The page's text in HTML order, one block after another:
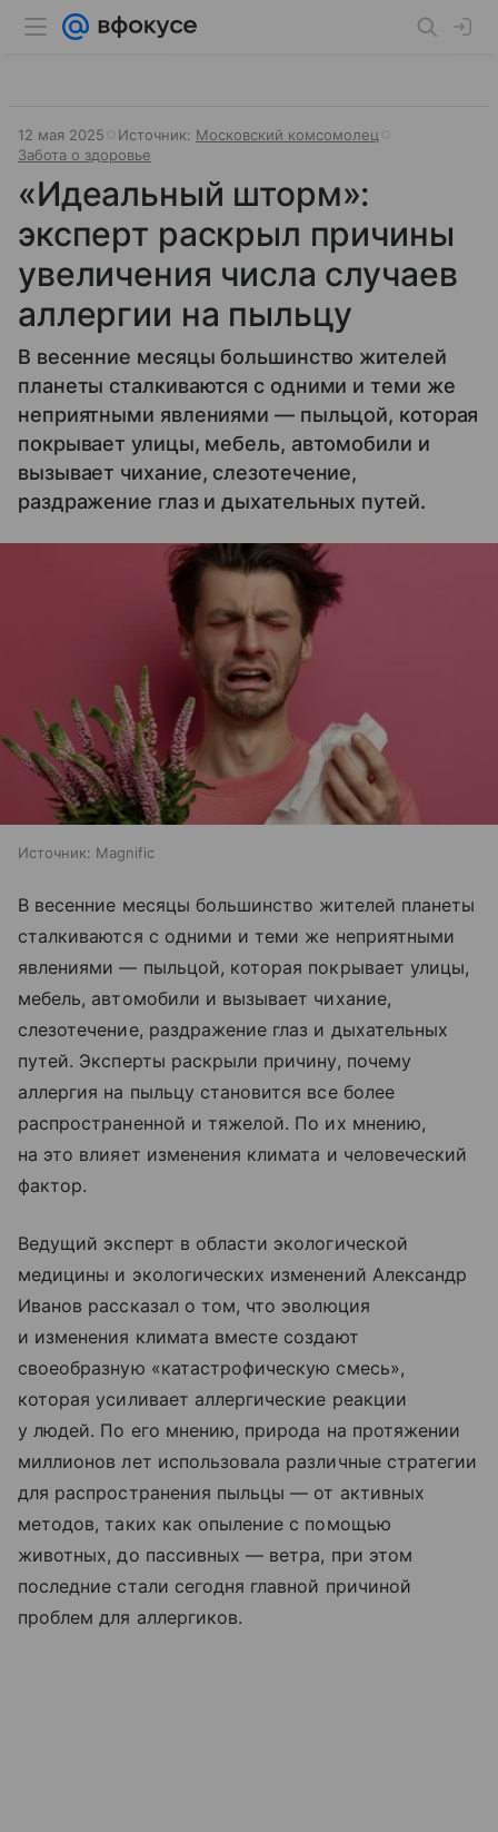
12 мая 2025 Источник: Московский комсомолец
Забота о здоровье
«Идеальный шторм»:
эксперт раскрыл причины
увеличения числа случаев
аллергии на пыльцу
В весенние месяцы большинство жителей
планеты сталкиваются с одними и теми же
неприятными явлениями — пыльцой, которая
покрывает улицы, мебель, автомобили и
вызывает чихание, слезотечение,
раздражение глаз и дыхательных путей.
Источник: Magnific
В весенние месяцы большинство жителей планеты
сталкиваются с одними и теми же неприятными
явлениями — пыльцой, которая покрывает улицы,
мебель, автомобили и вызывает чихание,
слезотечение, раздражение глаз и дыхательных
путей. Эксперты раскрыли причину, почему
аллергия на пыльцу становится все более
распространенной и тяжелой. По их мнению,
на это влияет изменения климата и человеческий
фактор.
Ведущий эксперт в области экологической
медицины и экологических изменений Александр
Иванов рассказал о том, что эволюция
и изменения климата вместе создают
своеобразную «катастрофическую смесь»,
которая усиливает аллергические реакции
у людей. По его мнению, природа на протяжении
миллионов лет использовала различные стратегии
для распространения пыльцы — от активных
методов, таких как опыление с помощью
животных, до пассивных — ветра, при этом
последние стали сегодня главной причиной
проблем для аллергиков.